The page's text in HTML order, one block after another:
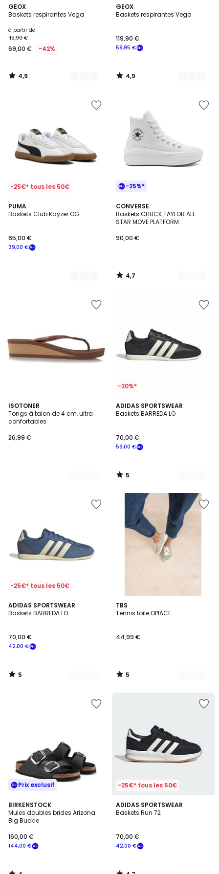
GEOX
Baskets respirantes Vega
à partir de
119,90 €
69,00 € -42%
4,9
/ 5
2
Couleurs
4,9
/
GEOX
Baskets respirantes Vega
59,95 €
119,90 €
4,9
/ 5
2
Couleurs
4,9
/
-25€* tous les 50€
PUMA
Baskets Club Kayzer OG
39,00 €
65,00 €
2
Couleurs
-25%*
CONVERSE
Baskets CHUCK TAYLOR ALL
STAR MOVE PLATFORM
90,00 €
4,7
/ 5
2
Couleurs
4,7
/
ISOTONER
Tongs à talon de 4 cm, ultra
confortables
26,99 €
3
Couleurs
-20%*
ADIDAS SPORTSWEAR
Baskets BARREDA LO
56,00 €
70,00 €
5
/
2
Couleurs
5
/
-25€* tous les 50€
ADIDAS SPORTSWEAR
Baskets BARREDA LO
42,00 €
70,00 €
5
/
2
Couleurs
5
/
TBS
Tennis toile OPIACE
44,99 €
5
/
7
Couleurs
5
/
Prix exclusif
BIRKENSTOCK
Mules doubles brides Arizona
Big Buckle
144,00 €
160,00 €
4
/
5
-25€* tous les 50€
ADIDAS SPORTSWEAR
Baskets Run 72
42,00 €
70,00 €
4,7
/ 5
5
Couleurs